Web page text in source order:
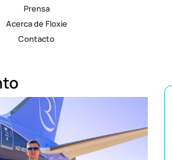
Prensa
Acerca de Floxie
Contacto